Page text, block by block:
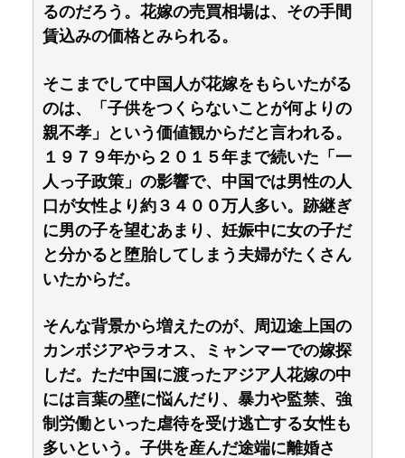
るのだろう。花嫁の売買相場は、その手間
賃込みの価格とみられる。
そこまでして中国人が花嫁をもらいたがる
のは、「子供をつくらないことが何よりの
親不孝」という価値観からだと言われる。
１９７９年から２０１５年まで続いた「一
人っ子政策」の影響で、中国では男性の人
口が女性より約３４００万人多い。跡継ぎ
に男の子を望むあまり、妊娠中に女の子だ
と分かると堕胎してしまう夫婦がたくさん
いたからだ。
そんな背景から増えたのが、周辺途上国の
カンボジアやラオス、ミャンマーでの嫁探
しだ。ただ中国に渡ったアジア人花嫁の中
には言葉の壁に悩んだり、暴力や監禁、強
制労働といった虐待を受け逃亡する女性も
多いという。子供を産んだ途端に離婚さ